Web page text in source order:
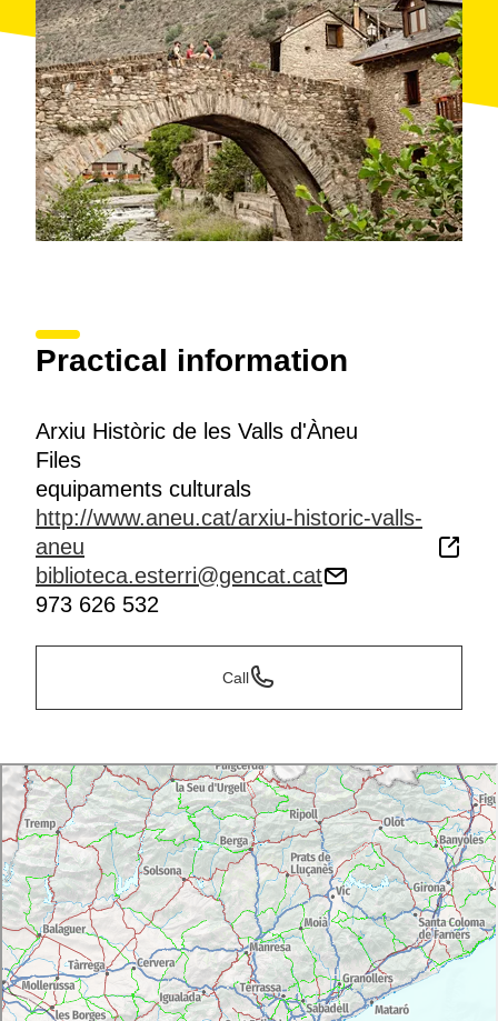
Practical information
Arxiu Històric de les Valls d'Àneu
Files
equipaments culturals
http://www.aneu.cat/arxiu-historic-valls-
aneu
biblioteca.esterri@gencat.cat
973 626 532
Call